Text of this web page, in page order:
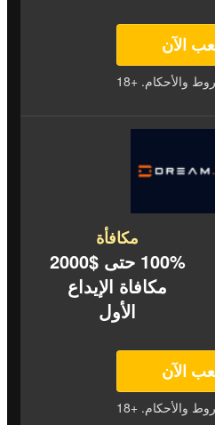
الآن
والأحكام. +18
مكافأة
100% حتى $2000
مكافاة الإيداع
الأول
الآن
والأحكام. +18